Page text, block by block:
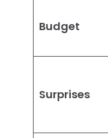
Budget
Surprises